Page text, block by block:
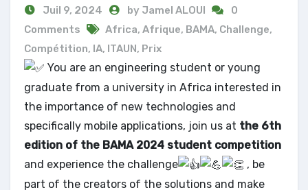
Juil 9, 2024 by Jamel ALOUI
0
Comments
Africa, Afrique, BAMA, Challenge,
Compétition, IA, ITAUN, Prix
You are an engineering student or young
graduate from a university in Africa interested in
the importance of new technologies and
specifically mobile applications, join us at the 6th
edition of the BAMA 2024 student competition
and experience the challenge
, be
part of the creators of the solutions and make